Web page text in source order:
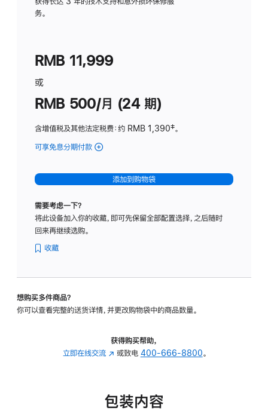
务。
RMB 11,999
或
RMB 500/月 (24 期)
含增值税及其他法定税费：约 RMB 1,390脚
‡。
可享免息分期付款 (Studio
-
标
璃
转
的
添加到购物袋
需要考虑一下？
将此设备加入你的收藏，即可先保留全部配置选择，之后随时
回来再继续选购。
收藏
想购买多件商品？
你可以查看完整的送货详情，并更改购物袋中的商品数量。
获得购买帮助，
立即在线交流 (在
中
或致电 400-666-8800。
包装内容